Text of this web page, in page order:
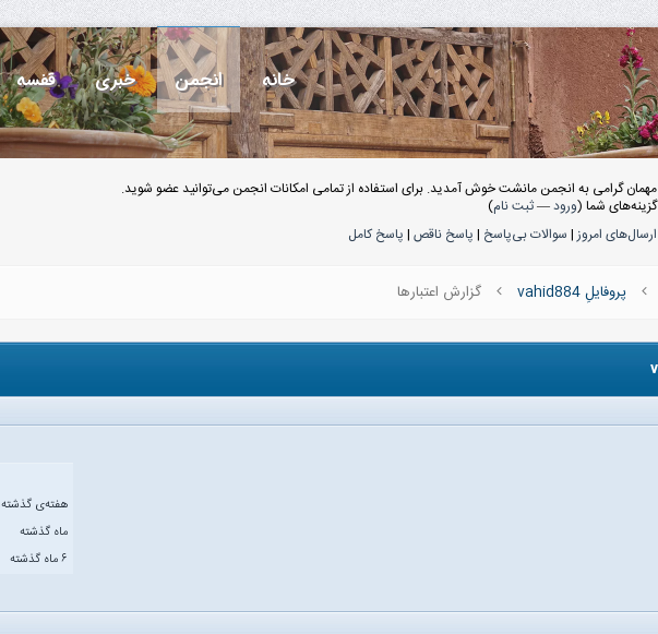
خانه انجمن خبری قفسه
مهمان گرامی به انجمن مانشت خوش آمدید. برای استفاده از تمامی امکانات انجمن می‌توانید عضو شوید.
گزینه‌های شما (ورود—ثبت نام)
ارسال‌های امروز| سوالات بی‌پاسخ | پاسخ ناقص | پاسخ کامل
پروفایلِ vahid884 گزارش اعتبار‌ها
هفته‌ی گذشته
ماه گذشته
۶ ماه گذشته